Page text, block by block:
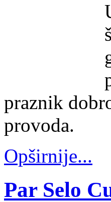
praznik
provoda.
Opširnije...
Par Selo